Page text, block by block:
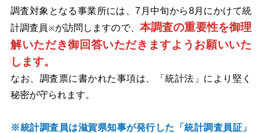
調査対象となる事業所には、7月中旬から8月にかけて統
計調査員 ※が訪問しますので、 本調査の重要性を御理
解いただき御回答いただきますようお願いいた
します。
なお、調査票に書かれた事項は、「統計法」により堅く
秘密が守られます。
※統計調査員は滋賀県知事が発行した「統計調査員証」